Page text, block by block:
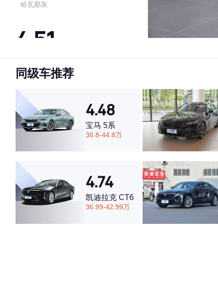
哈瓦那灰
4.51
·外观表现一般，低于82%同级车
·空间表现较为优秀，优于50%同级车
同级车推荐
4.48
宝马 5系
36.8-44.8万
4.74
凯迪拉克 CT6
36.99-42.99万